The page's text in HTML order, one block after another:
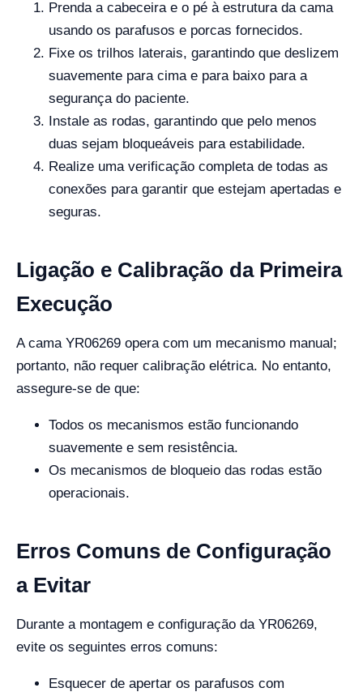
Prenda a cabeceira e o pé à estrutura da cama
usando os parafusos e porcas fornecidos.
Fixe os trilhos laterais, garantindo que deslizem
suavemente para cima e para baixo para a
segurança do paciente.
Instale as rodas, garantindo que pelo menos
duas sejam bloqueáveis para estabilidade.
Realize uma verificação completa de todas as
conexões para garantir que estejam apertadas e
seguras.
Ligação e Calibração da Primeira
Execução
A cama YR06269 opera com um mecanismo manual;
portanto, não requer calibração elétrica. No entanto,
assegure-se de que:
Todos os mecanismos estão funcionando
suavemente e sem resistência.
Os mecanismos de bloqueio das rodas estão
operacionais.
Erros Comuns de Configuração
a Evitar
Durante a montagem e configuração da YR06269,
evite os seguintes erros comuns:
Esquecer de apertar os parafusos com